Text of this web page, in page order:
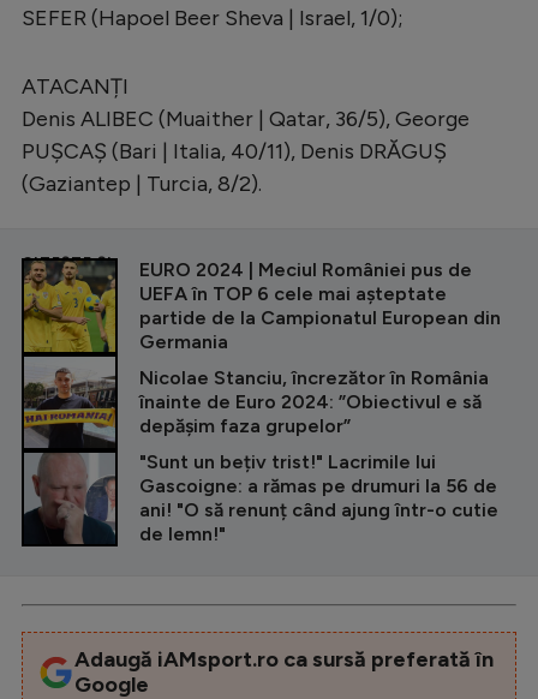
SEFER (Hapoel Beer Sheva | Israel, 1/0);
ATACANȚI
Denis ALIBEC (Muaither | Qatar, 36/5), George
PUȘCAȘ (Bari | Italia, 40/11), Denis DRĂGUȘ
(Gaziantep | Turcia, 8/2).
CITEȘTE ȘI
EURO 2024 | Meciul României pus de
UEFA în TOP 6 cele mai așteptate
partide de la Campionatul European din
Germania
Nicolae Stanciu, încrezător în România
înainte de Euro 2024: ”Obiectivul e să
depășim faza grupelor”
"Sunt un bețiv trist!" Lacrimile lui
Gascoigne: a rămas pe drumuri la 56 de
ani! "O să renunț când ajung într-o cutie
de lemn!"
Adaugă iAMsport.ro ca sursă preferată în
Google